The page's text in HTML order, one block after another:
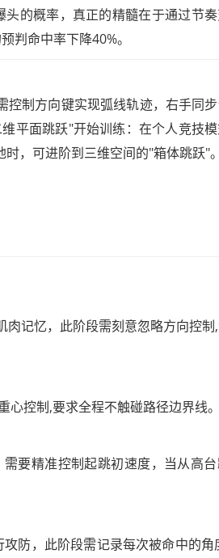
的概率，真正的精髓在于通过节
判命中率下降40%。
制方向键实现弧线轨迹，右手同
平面跳跃"开始训练：在个人竞技
，可进阶到三维空间的"箱体跳跃"。
记忆，此阶段需刻意忽略方向控制
控制,要求全程不触碰路径边界线。
要精准控制起跳初速度，当从高
防，此阶段需记录每次被命中的角